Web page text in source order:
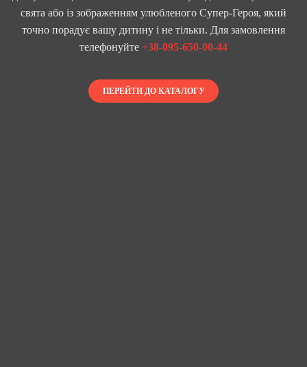
свята або із зображенням улюбленого Супер-Героя, який
точно порадує вашу дитину і не тільки. Для замовлення
телефонуйте +38-095-650-00-44
ПЕРЕЙТИ ДО КАТАЛОГУ